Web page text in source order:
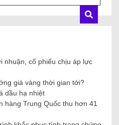
nhuận, cổ phiếu chịu áp lực
giá vàng thời gian tới?
dầu hạ nhiệt
hàng Trung Quốc thu hơn 41